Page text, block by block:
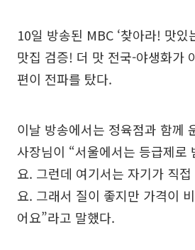
10일 방송된 MBC ‘찾아라! 맛있
맛집 검증! 더 맛 전국-야생화가
편이 전파를 탔다.
이날 방송에서는 정육점과 함께
사장님이 “서울에서는 등급제로
요. 그런데 여기서는 자기가 직
요. 그래서 질이 좋지만 가격이
어요”라고 말했다.